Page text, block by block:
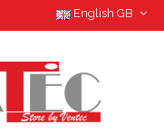
English GB